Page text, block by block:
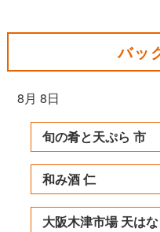
バッ
8月 8日
旬の肴と天ぷら 市
和み酒 仁
大阪木津市場 天はな